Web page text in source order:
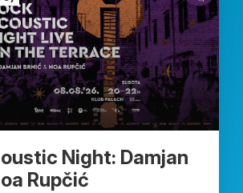
Night: Damjan
Rupčić